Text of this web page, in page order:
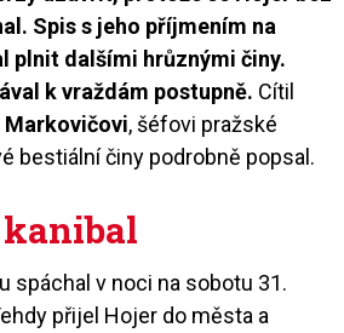
Spis s jeho příjmením na
plnit dalšími hrůznými činy.
k vraždám postupně. Cítil
, šéfovi pražské
bestiální činy podrobně popsal.
spáchal v noci na sobotu 31.
přijel Hojer do města a